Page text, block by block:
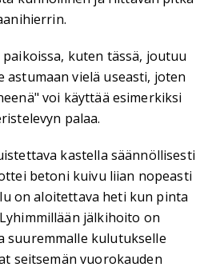
kuten tässä, joutuu
astumaan vielä useasti, joten
voi käyttää esimerkiksi
palaa.
kastella säännöllisesti
betoni kuivu liian nopeasti
on aloitettava heti kun pinta
jälkihoito on
suuremmalle kulutukselle
seitsemän vuorokauden